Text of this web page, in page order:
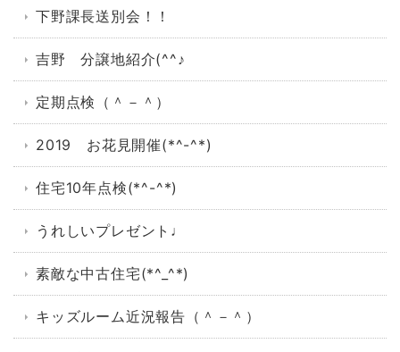
下野課長送別会！！
吉野 分譲地紹介(^^♪
定期点検（＾－＾）
2019 お花見開催(*^-^*)
住宅10年点検(*^-^*)
うれしいプレゼント♩
素敵な中古住宅(*^_^*)
キッズルーム近況報告（＾－＾）